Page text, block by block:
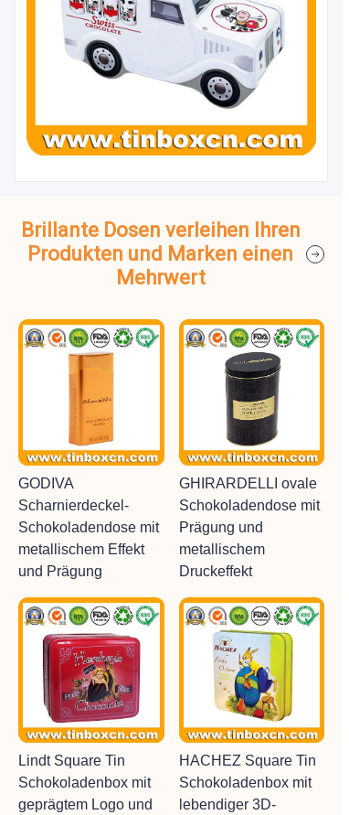
Brillante Dosen verleihen Ihren
Produkten und Marken einen
Mehrwert
GODIVA
Scharnierdeckel-
Schokoladendose mit
metallischem Effekt
und Prägung
GHIRARDELLI ovale
Schokoladendose mit
Prägung und
metallischem
Druckeffekt
Lindt Square Tin
Schokoladenbox mit
geprägtem Logo und
HACHEZ Square Tin
Schokoladenbox mit
lebendiger 3D-